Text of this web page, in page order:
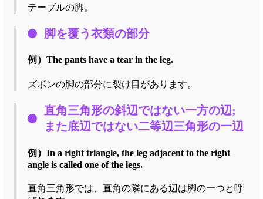
テーブルの脚。
脚を覆う衣類の部分
例） The pants have a tear in the leg.
ズボンの脚の部分に裂け目があります。
直角三角形の斜辺ではない一方の辺;
また底辺ではない二等辺三角形の一辺
例） In a right triangle, the leg adjacent to the right
angle is called one of the legs.
直角三角形では、直角の隣にある辺は脚の一つと呼